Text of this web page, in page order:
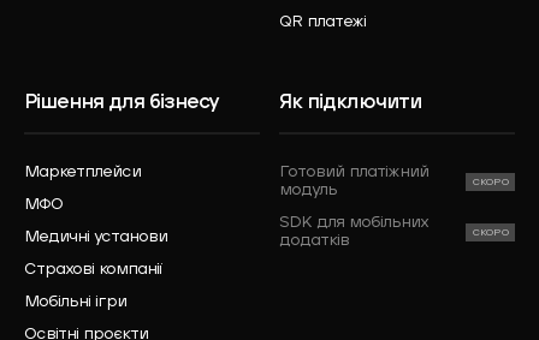
QR платежі
Рішення для бізнесу
Маркетплейси
МФО
Медичні установи
Страхові компанії
Мобільні ігри
Освітні проєкти
Як підключити
Готовий платіжний
модуль
SDK для мобільних
додатків